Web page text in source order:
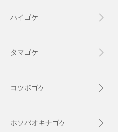
ハイゴケ
タマゴケ
コツボゴケ
ホソバオキナゴケ